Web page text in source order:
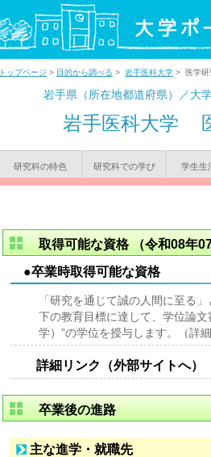
トップページ > 目的から調べる > 岩手医科大学 > 医学研
岩手県（所在地都道府県）／大
岩手医科大学
研究科の特色 研究科での学び 学生生
取得可能な資格
（令和08年
●卒業時取得可能な資格
「研究を通じて誠の人間に至る
下の教育目標に達して、学位論文
学）”の学位を授与します。（詳
詳細リンク（外部サイトへ）
卒業後の進路
主な進学・就職先